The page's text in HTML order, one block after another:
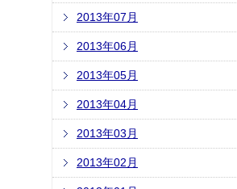
2013年07月
2013年06月
2013年05月
2013年04月
2013年03月
2013年02月